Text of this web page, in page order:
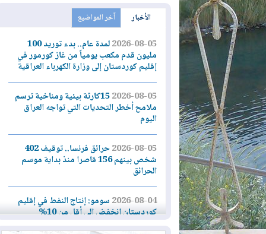
الأخبار آخر المواضيع
2026-08-05 لمدة عام.. بدء توريد 100
مليون قدم مكعب يومياً من غاز كورمور في
إقليم كوردستان إلى وزارة الكهرباء العراقية
2026-08-05
15كارثة بيئية ومناخية ترسم
ملامح أخطر التحديات التي تواجه العراق
اليوم
2026-08-05
حرائق فرنسا.. توقيف 402
شخص بينهم 156 قاصرا منذ بداية موسم
الحرائق
2026-08-04سومو: إنتاج النفط في إقليم
كوردستان انخفض إلى أقل من 10%